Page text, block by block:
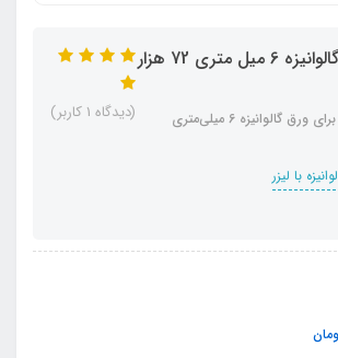
برش لیزر ورق گالوانیزه 6 میل متری 72 هزار
گالوانیزه 6 میلی‌متری
با لیزر
(دیدگاه 1 کاربر)